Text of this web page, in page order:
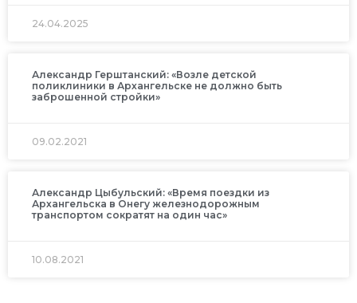
24.04.2025
Александр Герштанский: «Возле детской
поликлиники в Архангельске не должно быть
заброшенной стройки»
09.02.2021
Александр Цыбульский: «Время поездки из
Архангельска в Онегу железнодорожным
транспортом сократят на один час»
10.08.2021